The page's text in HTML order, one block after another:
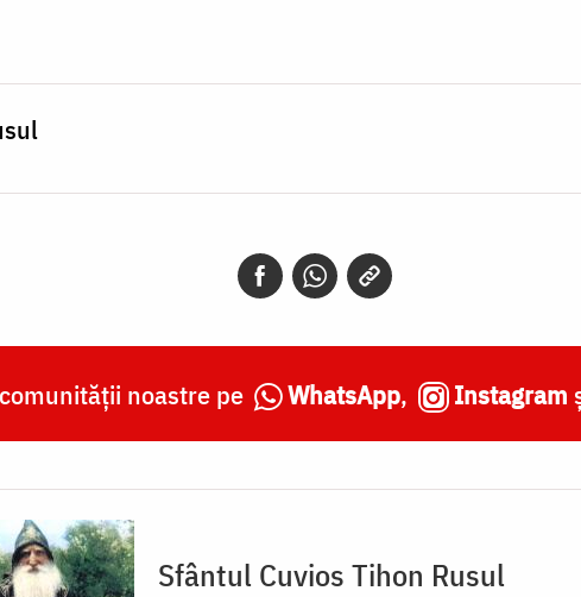
noastre pe WhatsApp, Instagram
Sfântul Cuvios Tihon Rusul